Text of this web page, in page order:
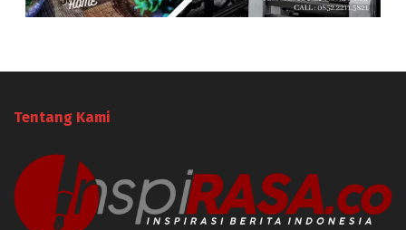
Tentang Kami